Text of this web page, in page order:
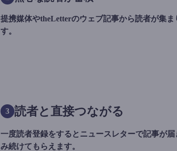
提携媒体やtheLetterのウェブ記事から読者が集ま
す。
3 読者と直接つながる
一度読者登録をするとニュースレターで記事が届
み続けてもらえます。